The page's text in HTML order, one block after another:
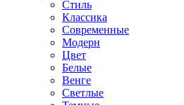
Стиль
Классика
Современные
Модерн
Цвет
Белые
Венге
Светлые